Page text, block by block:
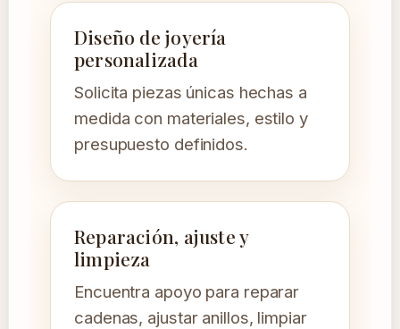
Diseño de joyería
personalizada
Solicita piezas únicas hechas a
medida con materiales, estilo y
presupuesto definidos.
Reparación, ajuste y
limpieza
Encuentra apoyo para reparar
cadenas, ajustar anillos, limpiar